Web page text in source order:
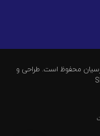
محفوظ است. طراحی و